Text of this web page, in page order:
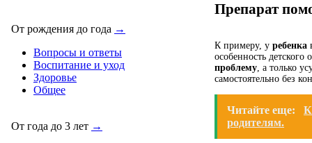
От рождения до года →
Вопросы и ответы
Воспитание и уход
Здоровье
Общее
От года до 3 лет →
Препарат
К примеру, у ребенка
особенность
проблему , а только
самостоятельно без
Читайте еще:
родителям.